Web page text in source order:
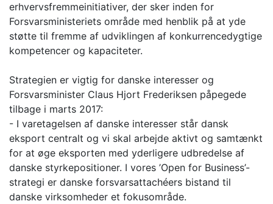
erhvervsfremmeinitiativer, der sker inden for
Forsvarsministeriets område med henblik på at yde
støtte til fremme af udviklingen af konkurrencedygtige
kompetencer og kapaciteter.
Strategien er vigtig for danske interesser og
Forsvarsminister Claus Hjort Frederiksen påpegede
tilbage i marts 2017:
- I varetagelsen af danske interesser står dansk
eksport centralt og vi skal arbejde aktivt og samtænkt
for at øge eksporten med yderligere udbredelse af
danske styrkepositioner. I vores ’Open for Business’-
strategi er danske forsvarsattachéers bistand til
danske virksomheder et fokusområde.